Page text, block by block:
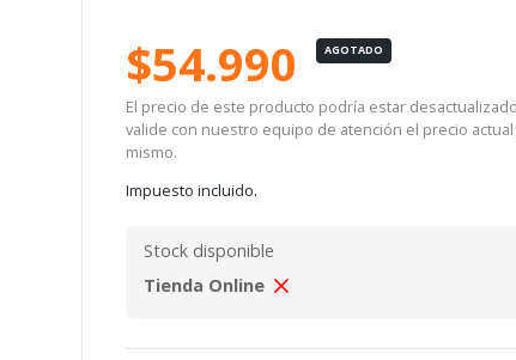
$54.990 AGOTADO
El precio de este producto podría estar
valide con nuestro equipo de atención el precio
mismo.
Impuesto incluido.
Stock disponible
Tienda Online